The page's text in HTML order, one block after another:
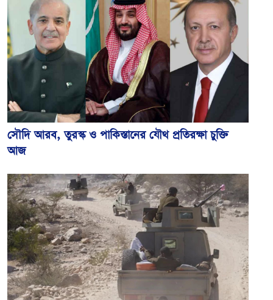
সৌদি আরব, তুরস্ক ও পাকিস্তানের যৌথ প্রতিরক্ষা চুক্তি
আজ